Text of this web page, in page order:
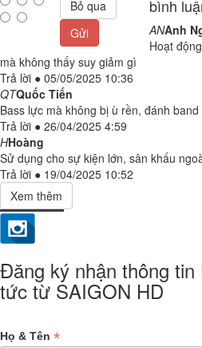
Bỏ qua
Gửi
bình
ANAnh
Hoạt
mà không thấy suy giảm gì
Trả lời ● 05/05/2025 10:36
QTQuốc Tiến
Bass lực mà không bị ù rền, đánh
Trả lời ● 26/04/2025 4:59
HHoàng
Sử dụng cho sự kiện lớn, sân khấu
Trả lời ● 19/04/2025 10:52
Đăng ký nhận thông tin
tức từ SAIGON HD
Họ & Tên *